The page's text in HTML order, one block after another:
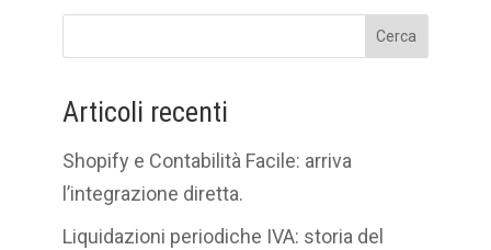
Cerca
Articoli recenti
Shopify e Contabilità Facile: arriva
l’integrazione diretta.
Liquidazioni periodiche IVA: storia del